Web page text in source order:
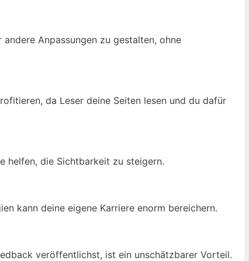
Anpassungen zu gestalten, ohne
da Leser deine Seiten lesen und du dafür
helfen, die Sichtbarkeit zu steigern.
kann deine eigene Karriere enorm bereichern.
veröffentlichst, ist ein unschätzbarer Vorteil.